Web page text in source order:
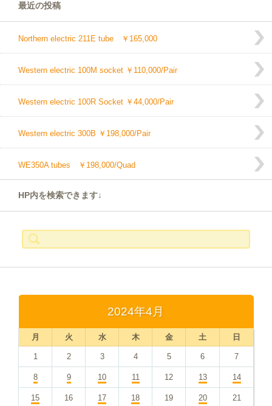
最近の投稿
Northern electric 211E tube ￥165,000
Western electric 100M socket ￥110,000/Pair
Western electric 100R Socket ￥44,000/Pair
Western electric 300B ￥198,000/Pair
WE350A tubes ￥198,000/Quad
HP内を検索できます↓
索:
2024年4月
月 火 水 木 金 土 日
1 2 3 4 5 6 7
8 9 10 11 12 13 14
15 16 17 18 19 20 21